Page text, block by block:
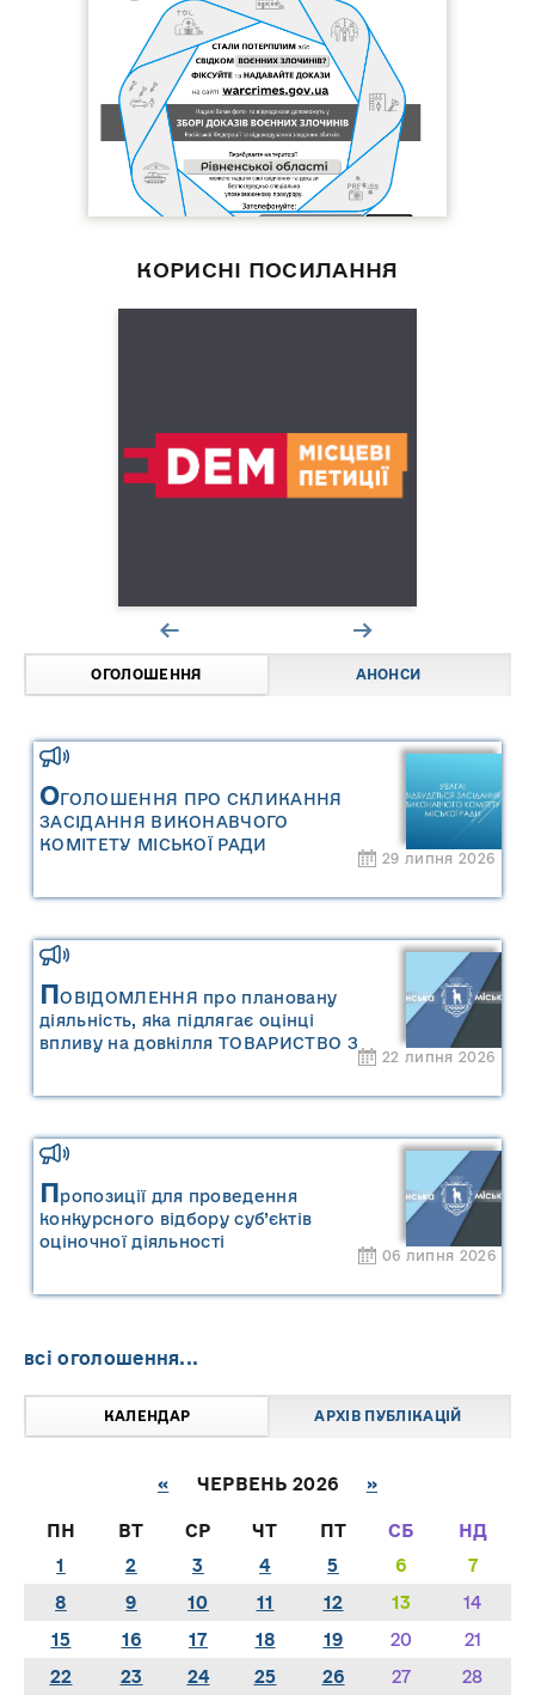
КОРИСНІ ПОСИЛАННЯ
ОГОЛОШЕННЯ АНОНСИ
ОГОЛОШЕННЯ ПРО СКЛИКАННЯ
ЗАСІДАННЯ ВИКОНАВЧОГО
КОМІТЕТУ МІСЬКОЇ РАДИ
29 липня 2026
ПОВІДОМЛЕННЯ про плановану
діяльність, яка підлягає оцінці
впливу на довкілля ТОВАРИСТВО З
22 липня 2026
Пропозиції для проведення
конкурсного відбору суб’єктів
оціночної діяльності
06 липня 2026
всі оголошення...
КАЛЕНДАР АРХІВ ПУБЛІКАЦІЙ
« ЧЕРВЕНЬ 2026 »
ПН ВТ СР ЧТ ПТ СБ
НД
1
2 3 4 5 6
7
8
9 10 11 12 13
14
15
16 17 18 19 20
21
22
23 24 25 26 27
28